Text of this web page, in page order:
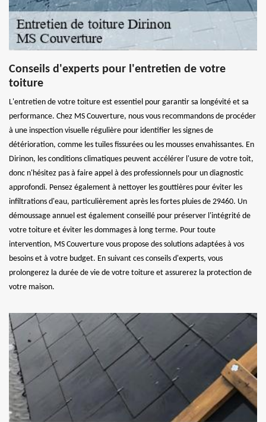
Conseils d'experts pour l'entretien de votre
toiture
L'entretien de votre toiture est essentiel pour garantir sa longévité et sa
performance. Chez MS Couverture, nous vous recommandons de procéder
à une inspection visuelle régulière pour identifier les signes de
détérioration, comme les tuiles fissurées ou les mousses envahissantes. En
Dirinon, les conditions climatiques peuvent accélérer l'usure de votre toit,
donc n'hésitez pas à faire appel à des professionnels pour un diagnostic
approfondi. Pensez également à nettoyer les gouttières pour éviter les
infiltrations d'eau, particulièrement après les fortes pluies de 29460. Un
démoussage annuel est également conseillé pour préserver l'intégrité de
votre toiture et éviter les dommages à long terme. Pour toute
intervention, MS Couverture vous propose des solutions adaptées à vos
besoins et à votre budget. En suivant ces conseils d'experts, vous
prolongerez la durée de vie de votre toiture et assurerez la protection de
votre maison.